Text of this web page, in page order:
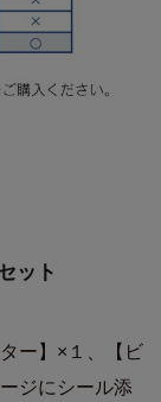
ット
ー】×１、【ビ
ジにシール添